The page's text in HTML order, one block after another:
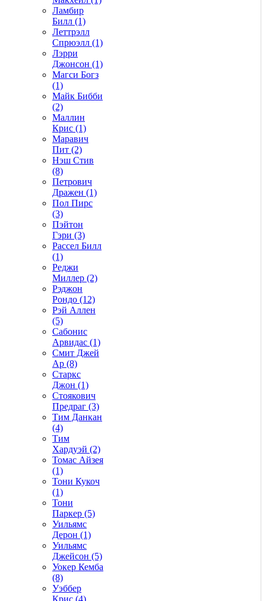
Ламбир
Билл (1)
Леттрэлл
Спрюэлл (1)
Лэрри
Джонсон (1)
Магси Богз
(1)
Майк Бибби
(2)
Маллин
Крис (1)
Маравич
Пит (2)
Нэш Стив
(8)
Петрович
Дражен (1)
Пол Пирс
(3)
Пэйтон
Гэри (3)
Рассел Билл
(1)
Реджи
Миллер (2)
Рэджон
Рондо (12)
Рэй Аллен
(5)
Сабонис
Арвидас (1)
Смит Джей
Ар (8)
Старкс
Джон (1)
Стоякович
Предраг (3)
Тим Данкан
(4)
Тим
Хардуэй (2)
Томас Айзея
(1)
Тони Кукоч
(1)
Тони
Паркер (5)
Уильямс
Дерон (1)
Уильямс
Джейсон (5)
Уокер Кемба
(8)
Уэббер
Крис (4)